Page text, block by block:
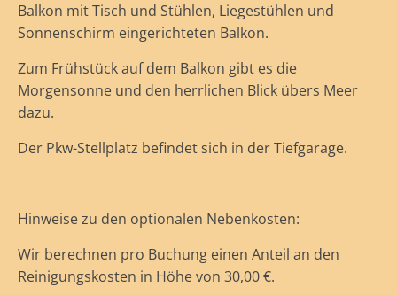
Balkon mit Tisch und Stühlen, Liegestühlen und
Sonnenschirm eingerichteten Balkon.
Zum Frühstück auf dem Balkon gibt es die
Morgensonne und den herrlichen Blick übers Meer
dazu.
Der Pkw-Stellplatz befindet sich in der Tiefgarage.
Hinweise zu den optionalen Nebenkosten:
Wir berechnen pro Buchung einen Anteil an den
Reinigungskosten in Höhe von 30,00 €.